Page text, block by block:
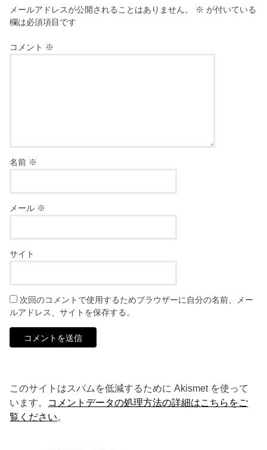
メールアドレスが公開されることはありません。 ※ が付いている
欄は必須項目です
コメント ※
名前 ※
メール ※
サイト
次回のコメントで使用するためブラウザーに自分の名前、メー
ルアドレス、サイトを保存する。
このサイトはスパムを低減するために Akismet を使って
います。 コメントデータの処理方法の詳細はこちらをご
覧ください